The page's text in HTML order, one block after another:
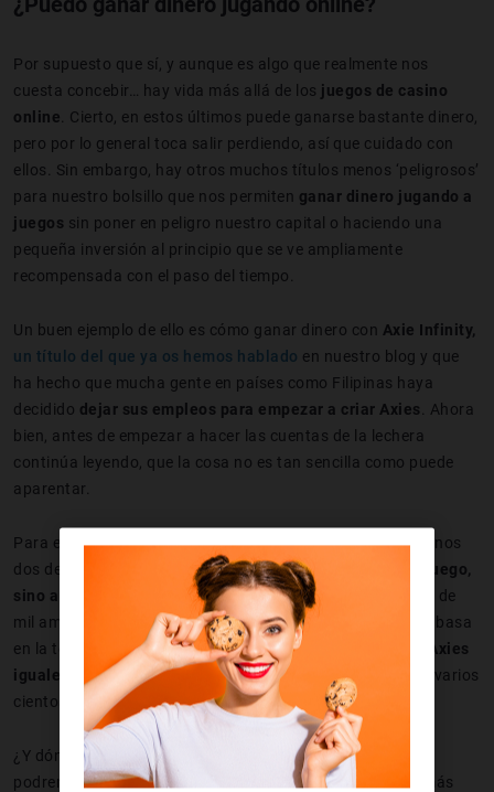
Por supuesto que sí, y aunque es algo que realmente nos
cuesta concebir… hay vida más allá de los juegos de casino
online . Cierto, en estos últimos puede ganarse bastante dinero,
pero por lo general toca salir perdiendo, así que cuidado con
ellos. Sin embargo, hay otros muchos títulos menos ‘peligrosos’
para nuestro bolsillo que nos permiten ganar dinero jugando a
juegos sin poner en peligro nuestro capital o haciendo una
pequeña inversión al principio que se ve ampliamente
recompensada con el paso del tiempo.
Un buen ejemplo de ello es cómo ganar dinero con Axie Infinity,
un título del que ya os hemos hablado en nuestro blog y que
ha hecho que mucha gente en países como Filipinas haya
decidido dejar sus empleos para empezar a criar Axies . Ahora
bien, antes de empezar a hacer las cuentas de la lechera
continúa leyendo, que la cosa no es tan sencilla como puede
aparentar.
Para empezar a jugar en Axie Infinity debes adquirir al menos
dos de estas criaturitas, criaturas que no le compras al juego,
sino a otros jugadores
que las han criado y te las ofrecen de
mil amores a cambio de una módica cantidad. El juego se basa
en la tecnología NFT, lo que nos asegura que
no hay dos Axies
iguales
, pero esto hace que cada uno de ellos nos cueste varios
cientos de euros.
¿Y dónde está el negocio? Pues en que nosotros también
podremos criar Axies y ponerlos a la venta, y en que además